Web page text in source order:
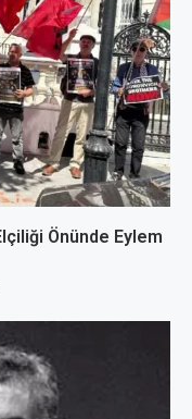
Önünde Eylem